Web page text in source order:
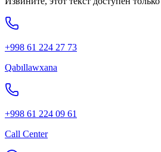
+998 61 224 27 73
Qabıllawxana
+998 61 224 09 61
Call Center